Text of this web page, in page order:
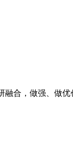
合，做强、做